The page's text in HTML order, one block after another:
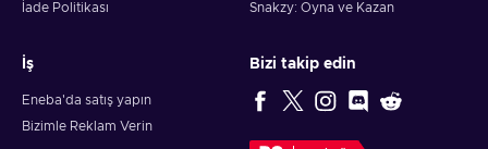
İade Politikası
Snakzy: Oyna ve Kazan
İş
Eneba'da satış yapın
Bizimle Reklam Verin
Bizi takip edin